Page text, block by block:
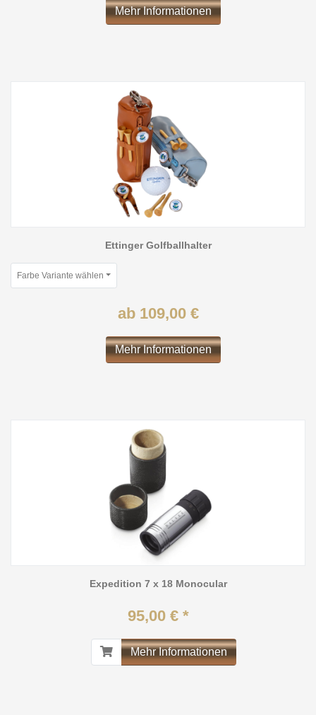
Mehr Informationen
Ettinger Golfballhalter
Farbe Variante wählen
ab 109,00 €
Mehr Informationen
Expedition 7 x 18 Monocular
95,00 € *
Mehr Informationen